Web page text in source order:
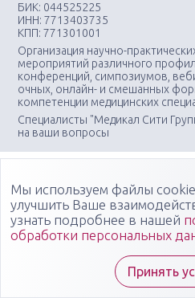
БИК: 044525225
ИНН: 7713403735
КПП: 771301001
Организация научно-
мероприятий различного
конференций, симпозиумов,
очных, онлайн- и смешанных
компетенции медицинских
Специалисты "Медикал Сити
на ваши вопросы
Мы используем файлы
улучшить Ваше
узнать подробнее в нашей
обработки персональных
Принять